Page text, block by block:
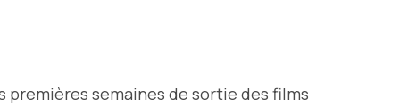
premières semaines de sortie des films